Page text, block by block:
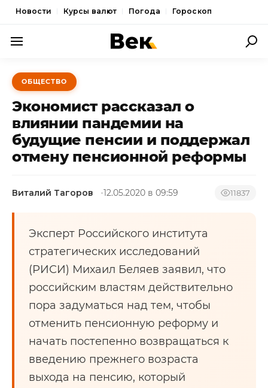
Новости Курсы валют Погода Гороскоп
ПОЛИТИКА
ЭКОНОМИКА
ОБЩЕСТВО
СПОРТ
КУЛЬТУРА
НОВОСТИ
ОБЩЕСТВО
Экономист рассказал о
влиянии пандемии на
будущие пенсии и поддержал
отмену пенсионной реформы
Виталий Тагоров 12.05.2020 в 09:59 11837
Эксперт Российского института
стратегических исследований
(РИСИ) Михаил Беляев заявил, что
российским властям действительно
пора задуматься над тем, чтобы
отменить пенсионную реформу и
начать постепенно возвращаться к
введению прежнего возраста
выхода на пенсию, который